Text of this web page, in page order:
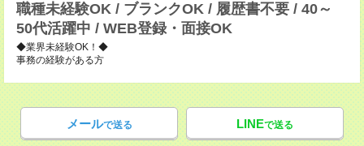
職種未経験OK / ブランクOK / 履歴書不要 / 40～
50代活躍中 / WEB登録・面接OK
◆業界未経験OK！◆
事務の経験がある方
メールで送る LINEで送る